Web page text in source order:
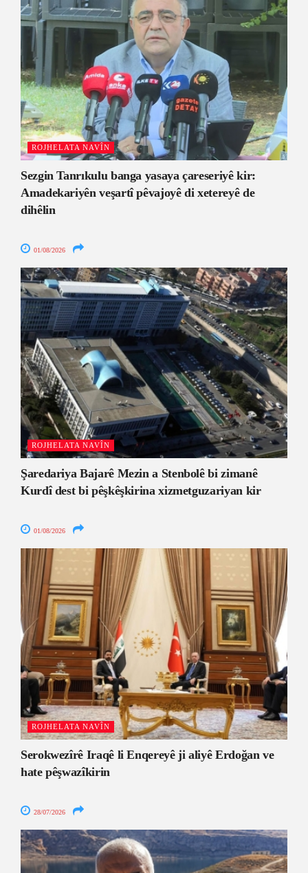
ROJHELATA NAVÎN
Sezgin Tanrıkulu banga yasaya çareseriyê kir:
Amadekariyên veşartî pêvajoyê di xetereyê de
dihêlin
01/08/2026
ROJHELATA NAVÎN
Şaredariya Bajarê Mezin a Stenbolê bi zimanê
Kurdî dest bi pêşkêşkirina xizmetguzariyan kir
01/08/2026
ROJHELATA NAVÎN
Serokwezîrê Iraqê li Enqereyê ji aliyê Erdoğan ve
hate pêşwazîkirin
28/07/2026